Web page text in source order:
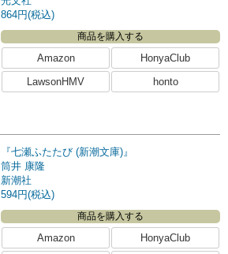
864円(税込)
商品を購入する
Amazon
HonyaClub
LawsonHMV
honto
『七瀬ふたたび (新潮文庫)』
筒井 康隆
新潮社
594円(税込)
商品を購入する
Amazon
HonyaClub